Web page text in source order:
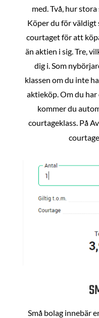
med. Två, hur
Köper du för väldigt
courtaget för att
än aktien i sig. Tre,
dig i. Som
klassen om du inte
aktieköp. Om du
kommer du
courtageklass. På
Små bolag innebär